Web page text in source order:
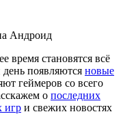
Андроид
время становятся всё
появляются новые
геймеров со всего
о последних
игр и свежих новостях